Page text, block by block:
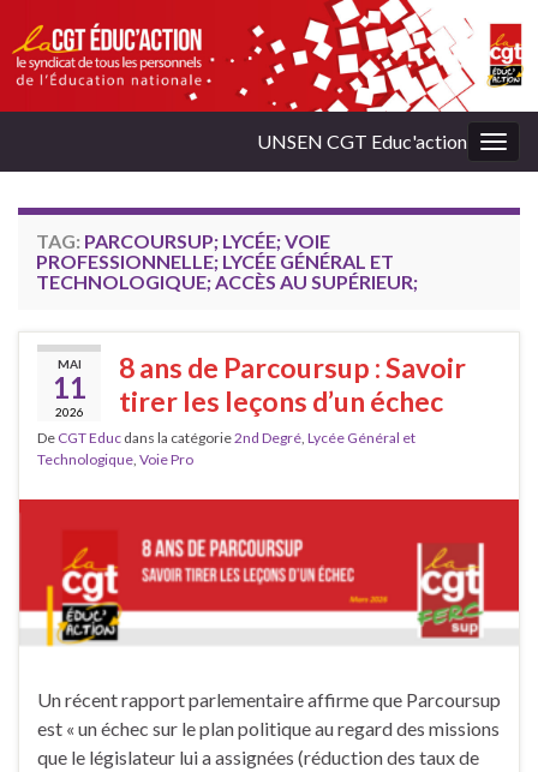
UNSEN CGT Educ'action
TAG: PARCOURSUP; LYCÉE; VOIE
PROFESSIONNELLE; LYCÉE GÉNÉRAL ET
TECHNOLOGIQUE; ACCÈS AU SUPÉRIEUR;
MAI
11
2026
8 ans de Parcoursup : Savoir
tirer les leçons d’un échec
De CGT Educ dans la catégorie2nd Degré, Lycée Général et
Technologique, Voie Pro
Un récent rapport parlementaire affirme que Parcoursup
est « un échec sur le plan politique au regard des missions
que le législateur lui a assignées (réduction des taux de